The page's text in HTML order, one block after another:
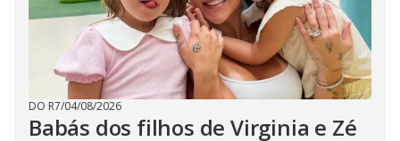
DO R7/04/08/2026
Babás dos filhos de Virginia e Zé